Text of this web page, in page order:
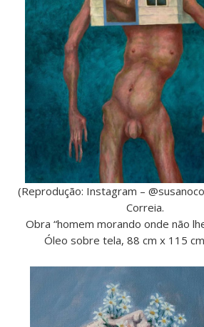
(Reprodução: Instagram –
Correia.
Obra “homem morando onde não
Óleo sobre tela, 88 cm x 115